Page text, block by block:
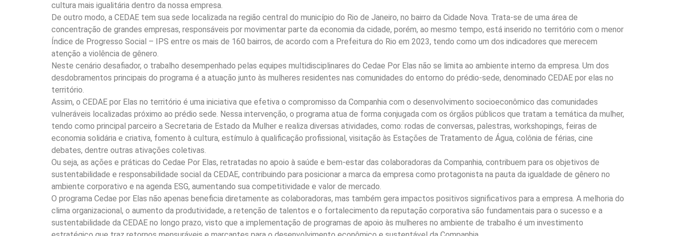
cultura mais igualitária dentro da nossa empresa.
De outro modo, a CEDAE tem sua sede localizada na região central do município do Rio de Janeiro, no bairro da Cidade Nova. Trata-se de uma área de
concentração de grandes empresas, responsáveis por movimentar parte da economia da cidade, porém, ao mesmo tempo, está inserido no território com o menor
Índice de Progresso Social – IPS entre os mais de 160 bairros, de acordo com a Prefeitura do Rio em 2023, tendo como um dos indicadores que merecem
atenção a violência de gênero.
Neste cenário desafiador, o trabalho desempenhado pelas equipes multidisciplinares do Cedae Por Elas não se limita ao ambiente interno da empresa. Um dos
desdobramentos principais do programa é a atuação junto às mulheres residentes nas comunidades do entorno do prédio-sede, denominado CEDAE por elas no
território.
Assim, o CEDAE por Elas no território é uma iniciativa que efetiva o compromisso da Companhia com o desenvolvimento socioeconômico das comunidades
vulneráveis localizadas próximo ao prédio sede. Nessa intervenção, o programa atua de forma conjugada com os órgãos públicos que tratam a temática da mulher,
tendo como principal parceiro a Secretaria de Estado da Mulher e realiza diversas atividades, como: rodas de conversas, palestras, workshopings, feiras de
economia solidária e criativa, fomento à cultura, estímulo à qualificação profissional, visitação às Estações de Tratamento de Água, colônia de férias, cine
debates, dentre outras ativações coletivas.
Ou seja, as ações e práticas do Cedae Por Elas, retratadas no apoio à saúde e bem-estar das colaboradoras da Companhia, contribuem para os objetivos de
sustentabilidade e responsabilidade social da CEDAE, contribuindo para posicionar a marca da empresa como protagonista na pauta da igualdade de gênero no
ambiente corporativo e na agenda ESG, aumentando sua competitividade e valor de mercado.
O programa Cedae por Elas não apenas beneficia diretamente as colaboradoras, mas também gera impactos positivos significativos para a empresa. A melhoria do
clima organizacional, o aumento da produtividade, a retenção de talentos e o fortalecimento da reputação corporativa são fundamentais para o sucesso e a
sustentabilidade da CEDAE no longo prazo, visto que a implementação de programas de apoio às mulheres no ambiente de trabalho é um investimento